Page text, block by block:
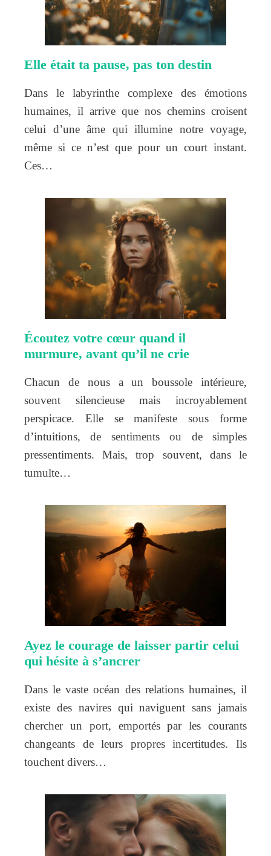
Elle était ta pause, pas ton destin
Dans le labyrinthe complexe des émotions
humaines, il arrive que nos chemins croisent
celui d’une âme qui illumine notre voyage,
même si ce n’est que pour un court instant.
Ces…
Écoutez votre cœur quand il
murmure, avant qu’il ne crie
Chacun de nous a un boussole intérieure,
souvent silencieuse mais incroyablement
perspicace. Elle se manifeste sous forme
d’intuitions, de sentiments ou de simples
pressentiments. Mais, trop souvent, dans le
tumulte…
Ayez le courage de laisser partir celui
qui hésite à s’ancrer
Dans le vaste océan des relations humaines, il
existe des navires qui naviguent sans jamais
chercher un port, emportés par les courants
changeants de leurs propres incertitudes. Ils
touchent divers…